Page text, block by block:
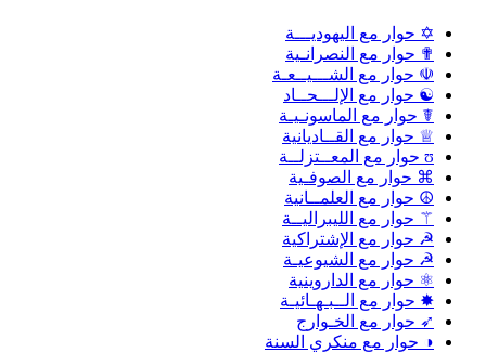
✡ حوار مع اليهوديـــة
✟ حوار مع النصرانـية
☫ حوار مع الشـــيــعـة
☯ حوار مع الإلـــحــاد
☤ حوار مع الماسونـيـة
♕ حوار مع القــاديانية
ʊ حوار مع المعــتزلــة
⌘ حوار مع الصوفـية
☮ حوار مع العلمــانية
⚚ حوار مع الليبراليــة
☭ حوار مع الإشتراكية
☭ حوار مع الشيوعيـة
⚛ حوار مع الداروينية
✸ حوار مع الــبـهـائيـة
➶ حوار مع الخـوارج
◑ حوار مع منكري السنة